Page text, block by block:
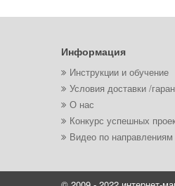
Информация
Инструкции и обучение
Условия доставки /
О нас
Конкурс успешных
Видео по направлениям